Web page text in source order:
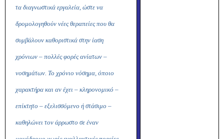
τα διαγνωστικά εργαλεία, ώστε να
δρομολογηθούν νέες θεραπείες που θα
συμβάλουν καθοριστικά στην ίαση
χρόνιων – πολλές φορές ανίατων –
νοσημάτων. Το χρόνιο νόσημα, όποιο
χαρακτήρα και αν έχει – κληρονομικό –
επίκτητο – εξελισσόμενο ή στάσιμο –
καθηλώνει τον άρρωστο σε έναν